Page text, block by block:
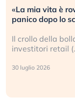
«La mia vita è
panico dopo lo
Il crollo della
investitori retail
30 luglio 2026